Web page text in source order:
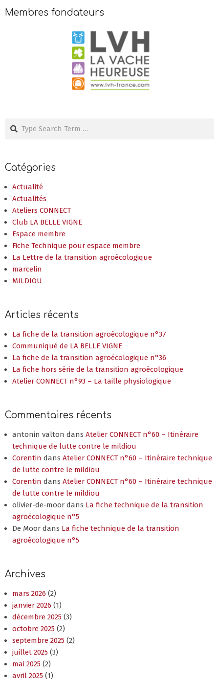
Membres fondateurs
Catégories
Actualité
Actualités
Ateliers CONNECT
Club LA BELLE VIGNE
Espace membre
Fiche Technique pour espace membre
La Lettre de la transition agroécologique
marcelin
MILDIOU
Articles récents
La fiche de la transition agroécologique n°37
Communiqué de LA BELLE VIGNE
La fiche de la transition agroécologique n°36
La fiche hors série de la transition agroécologique
Atelier CONNECT n°93 – La taille physiologique
Commentaires récents
antonin valton dans Atelier CONNECT n°60 – Itinéraire
technique de lutte contre le mildiou
Corentin dans Atelier CONNECT n°60 – Itinéraire technique
de lutte contre le mildiou
Corentin dans Atelier CONNECT n°60 – Itinéraire technique
de lutte contre le mildiou
olivier-de-moor dans La fiche technique de la transition
agroécologique n°5
De Moor dans La fiche technique de la transition
agroécologique n°5
Archives
mars 2026 (2)
janvier 2026 (1)
décembre 2025 (3)
octobre 2025 (2)
septembre 2025 (2)
juillet 2025 (3)
mai 2025 (2)
avril 2025 (1)